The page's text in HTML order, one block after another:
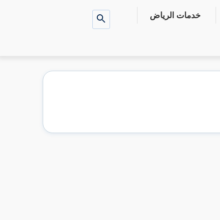
بحث
خدمات الرياض